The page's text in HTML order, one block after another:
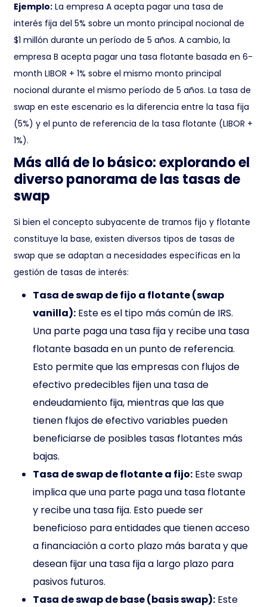
Ejemplo: La empresa A acepta pagar una tasa de
interés fija del 5% sobre un monto principal nocional de
$1 millón durante un período de 5 años. A cambio, la
empresa B acepta pagar una tasa flotante basada en 6-
month LIBOR + 1% sobre el mismo monto principal
nocional durante el mismo período de 5 años. La tasa de
swap en este escenario es la diferencia entre la tasa fija
(5%) y el punto de referencia de la tasa flotante (LIBOR +
1%).
Más allá de lo básico: explorando el
diverso panorama de las tasas de
swap
Si bien el concepto subyacente de tramos fijo y flotante
constituye la base, existen diversos tipos de tasas de
swap que se adaptan a necesidades específicas en la
gestión de tasas de interés:
Tasa de swap de fijo a flotante (swap
vanilla): Este es el tipo más común de IRS.
Una parte paga una tasa fija y recibe una tasa
flotante basada en un punto de referencia.
Esto permite que las empresas con flujos de
efectivo predecibles fijen una tasa de
endeudamiento fija, mientras que las que
tienen flujos de efectivo variables pueden
beneficiarse de posibles tasas flotantes más
bajas.
Tasa de swap de flotante a fijo: Este swap
implica que una parte paga una tasa flotante
y recibe una tasa fija. Esto puede ser
beneficioso para entidades que tienen acceso
a financiación a corto plazo más barata y que
desean fijar una tasa fija a largo plazo para
pasivos futuros.
Tasa de swap de base (basis swap): Este